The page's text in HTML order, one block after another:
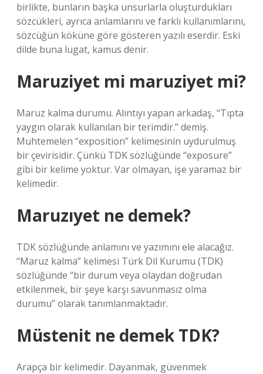
birlikte, bunların başka unsurlarla oluşturdukları
sözcükleri, ayrıca anlamlarını ve farklı kullanımlarını,
sözcüğün köküne göre gösteren yazılı eserdir. Eski
dilde buna lugat, kamus denir.
Maruziyet mi maruziyet mi?
Maruz kalma durumu. Alıntıyı yapan arkadaş, “Tıpta
yaygın olarak kullanılan bir terimdir.” demiş.
Muhtemelen “exposition” kelimesinin uydurulmuş
bir çevirisidir. Çünkü TDK sözlüğünde “exposure”
gibi bir kelime yoktur. Var olmayan, işe yaramaz bir
kelimedir.
Maruzıyet ne demek?
TDK sözlüğünde anlamını ve yazımını ele alacağız.
“Maruz kalma” kelimesi Türk Dil Kurumu (TDK)
sözlüğünde “bir durum veya olaydan doğrudan
etkilenmek, bir şeye karşı savunmasız olma
durumu” olarak tanımlanmaktadır.
Müstenit ne demek TDK?
Arapça bir kelimedir. Dayanmak, güvenmek